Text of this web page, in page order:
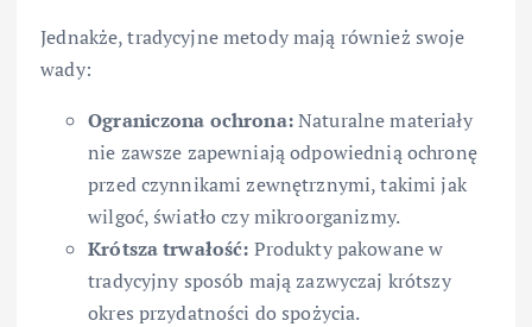
Jednakże, tradycyjne metody mają również swoje
wady:
Ograniczona ochrona:Naturalne materiały
nie zawsze zapewniają odpowiednią ochronę
przed czynnikami zewnętrznymi, takimi jak
wilgoć, światło czy mikroorganizmy.
Krótsza trwałość: Produkty pakowane w
tradycyjny sposób mają zazwyczaj krótszy
okres przydatności do spożycia.